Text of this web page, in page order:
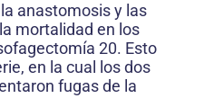
anastomosis y las
mortalidad en los
20. Esto
en la cual los dos
fugas de la